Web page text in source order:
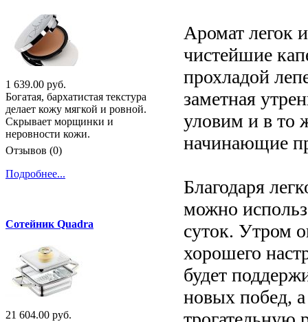
Аромат легок
чистейшие
прохладой
заметная
уловим и в то
начинающие
Благодаря
можно
суток. Утром
хорошего
будет
новых побед, а
1 639.00 руб.
Богатая, бархатистая текстура
делает кожу мягкой и ровной.
Скрывает морщинки и
неровности кожи.
Отзывов (0)
Подробнее...
Сотейник Quadra
21 604.00 руб.